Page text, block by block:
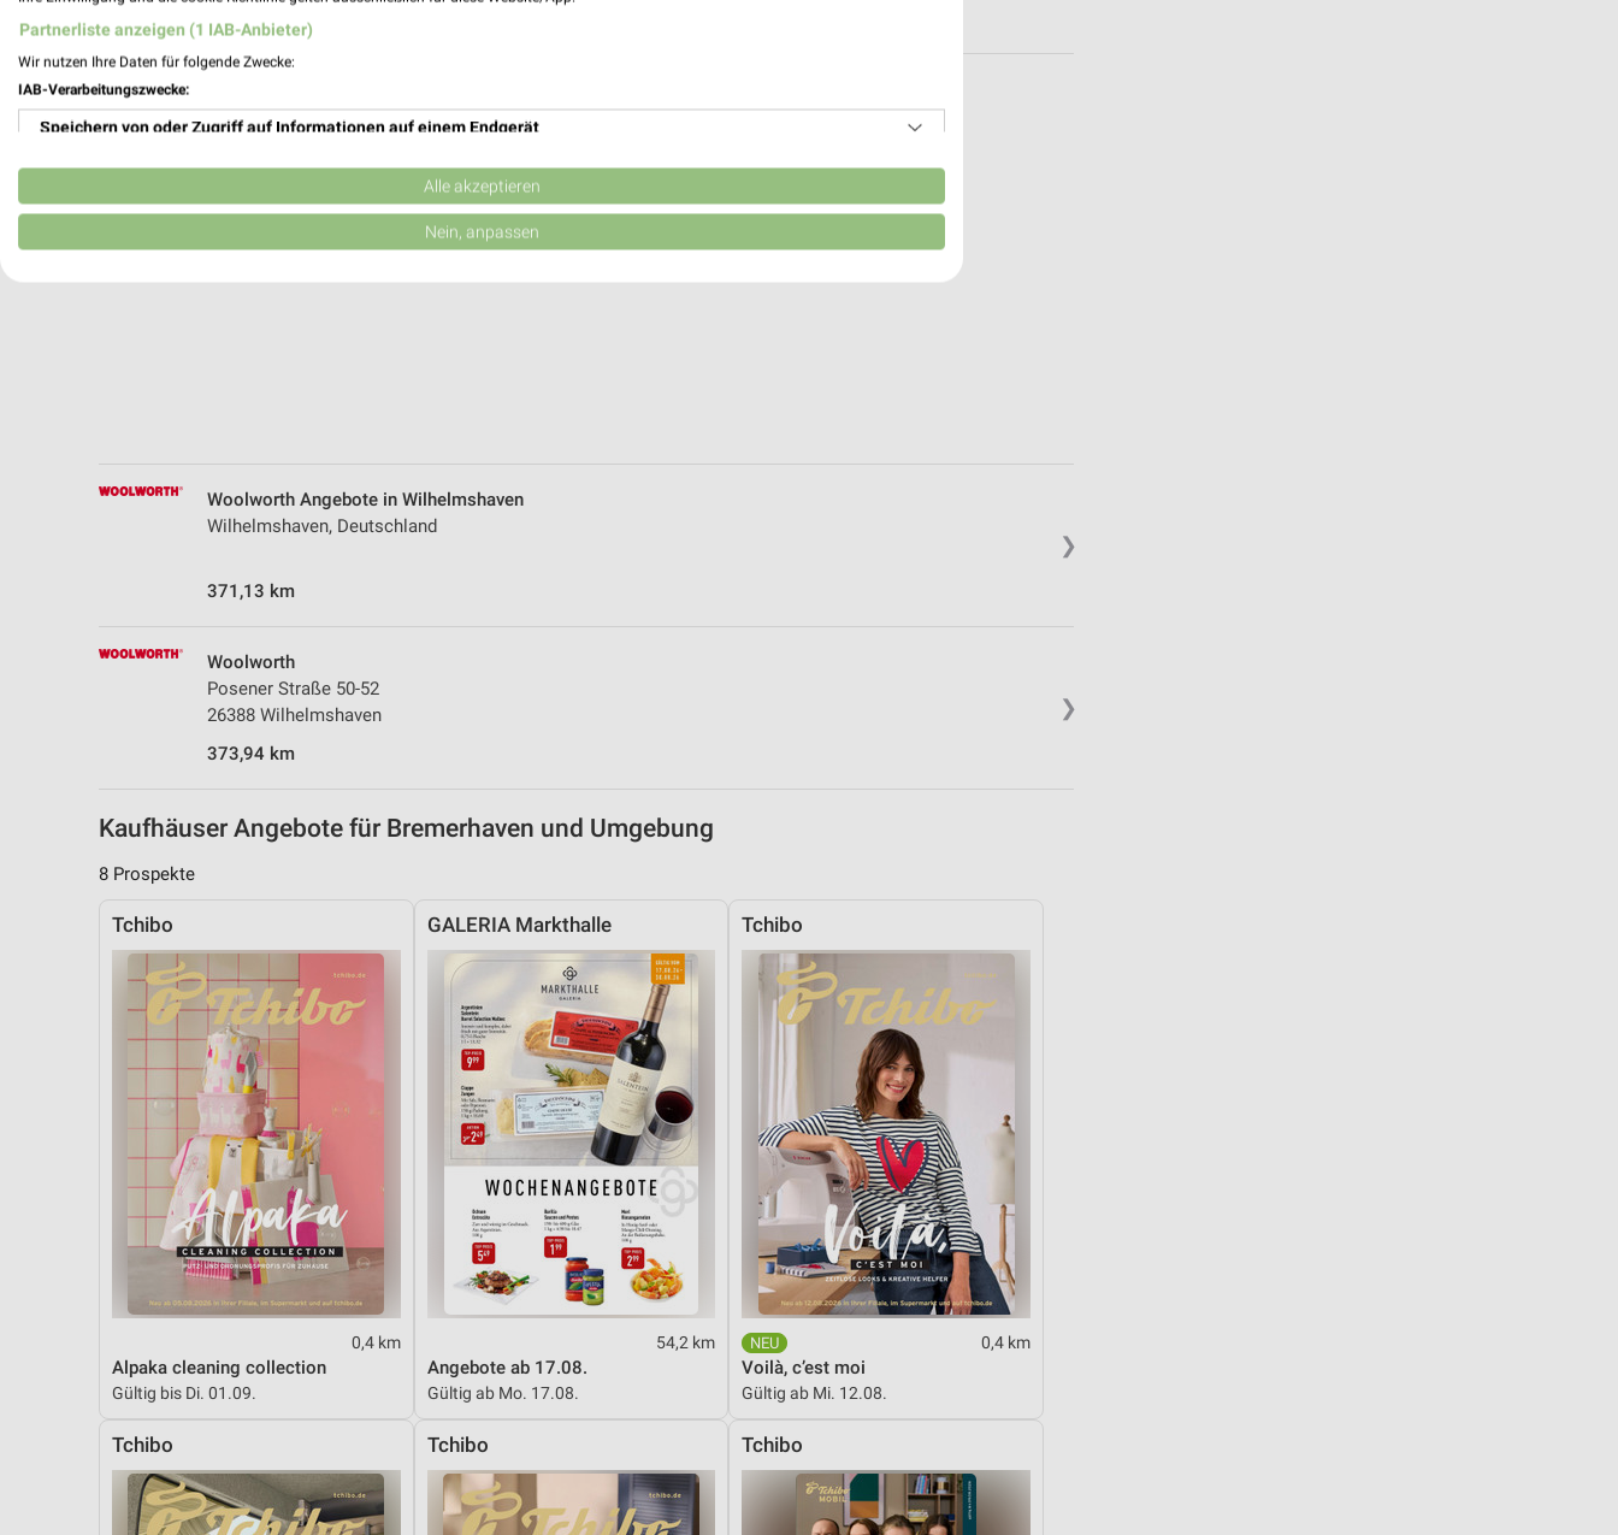
❯
Woolworth Angebote in Wilhelmshaven
Wilhelmshaven, Deutschland
371,13 km
❯
Woolworth
Posener Straße 50-52
26388 Wilhelmshaven
373,94 km
Kaufhäuser Angebote für Bremerhaven und Umgebung
8 Prospekte
Tchibo
0,4 km
Alpaka cleaning collection
Gültig bis Di. 01.09.
GALERIA Markthalle
54,2 km
Angebote ab 17.08.
Gültig ab Mo. 17.08.
Tchibo
0,4 km
Voilà, c’est moi
Gültig ab Mi. 12.08.
Tchibo Tchibo Tchibo
Partnerliste anzeigen (1 IAB-Anbieter)
Wir nutzen Ihre Daten für folgende Zwecke:
IAB-Verarbeitungszwecke:
Speichern von oder Zugriff auf Informationen auf einem Endgerät
Verwendung reduzierter Daten zur Auswahl von Werbeanzeigen
Erstellung von Profilen für personalisierte Werbung
Analyse von Zielgruppen durch Statistiken oder Kombinationen von Daten aus verschiedenen
Entwicklung und Verbesserung der Angebote
Verwendung genauer Standortdaten
Geräte anhand von aktiv angeforderten Informationen identifizieren
Notwendig
Alle akzeptieren
Nein, anpassen